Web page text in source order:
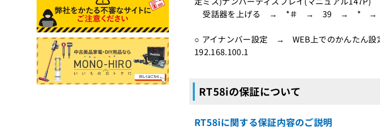
受話器を上げる → *＃ → 39 → * → 1 →
○ アイナンバー設定 → WEB上でのかんたん
192.168.100.1
RT58iの保証について
RT58iに関する保証内容のご説明